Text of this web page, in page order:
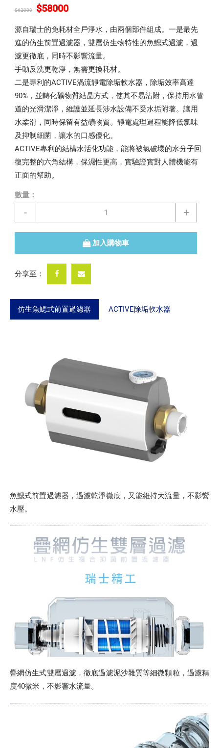
$62000 $58000
源自瑞士的免耗材全戶淨水，由兩個部件組成。一是最先
進的仿生前置過濾器，雙層仿生物特性的魚鰓式過濾，過
濾更徹底，同時不影響流量。
手動反洗更乾淨，無需更換耗材。
二是專利的ACTIVE渦流靜電除垢軟水器，除垢效率高達
90%，並轉化礦物質結晶方式，使其不易沾附，保持用水管
道的光滑潔淨，維護並延長涉水設備不受水垢附著。讓用
水柔滑，同時保留有益礦物質。靜電處理過程能降低氯味
及抑制細菌，讓水的口感優化。
ACTIVE專利的結構水活化功能，能將被氯破壞的水分子回
復完整的六角結構，保濕性更高，實驗證實對人體機能有
正面的幫助。
數量：
- +
加入購物車
分享至：
仿生魚鰓式前置過濾器 ACTIVE除垢軟水器
魚鰓式前置過濾器，過濾乾淨徹底，又能維持大流量，不影響
水壓。
疊網仿生式雙層過濾，徹底過濾泥沙雜質等細微顆粒，過濾精
度40微米，不影響水流量。